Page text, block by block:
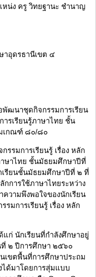
หน่ง ครู วิทยฐานะ ชำนาญ
าอุดรธานีเขต ๔
พัฒนาชุดกิจกรรมการเรียน
ารเรียนรู้ภาษาไทย ชั้น
เกณฑ์ ๘๐/๘๐
รมการเรียนรู้ เรื่อง หลัก
าษาไทย ชั้นมัธยมศึกษาปีที่
เรียนชั้นมัธยมศึกษาปีที่ ๒ ที่
กการใช้ภาษาไทยระหว่าง
วามพึงพอใจของนักเรียน
มการเรียนรู้ เรื่อง หลัก
แก่ นักเรียนที่กําลังศึกษาอยู่
๒ ปีการศึกษา ๒๕๖๐
เขตพื้นที่การศึกษาประถม
ด้มาโดยการสุ่มแบบ